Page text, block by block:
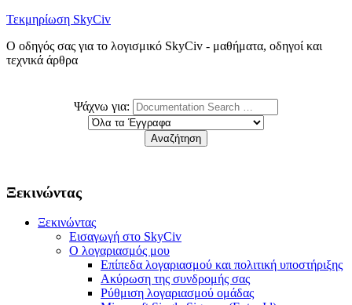
Τεκμηρίωση SkyCiv
Ο οδηγός σας για το λογισμικό SkyCiv - μαθήματα, οδηγοί και
τεχνικά άρθρα
Ψάχνω για:
Ξεκινώντας
Ξεκινώντας
Εισαγωγή στο SkyCiv
Ο λογαριασμός μου
Επίπεδα λογαριασμού και πολιτική υποστήριξης
Ακύρωση της συνδρομής σας
Ρύθμιση λογαριασμού ομάδας